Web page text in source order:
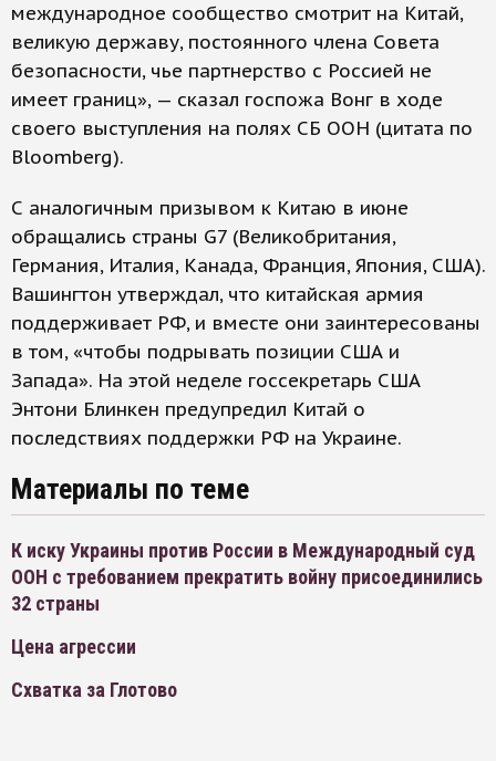
международное сообщество смотрит на Китай,
великую державу, постоянного члена Совета
безопасности, чье партнерство с Россией не
имеет границ», — сказал госпожа Вонг в ходе
своего выступления на полях СБ ООН (цитата по
Bloomberg).
С аналогичным призывом к Китаю в июне
обращались страны G7 (Великобритания,
Германия, Италия, Канада, Франция, Япония, США).
Вашингтон утверждал, что китайская армия
поддерживает РФ, и вместе они заинтересованы
в том, «чтобы подрывать позиции США и
Запада». На этой неделе госсекретарь США
Энтони Блинкен предупредил Китай о
последствиях поддержки РФ на Украине.
Материалы по теме
К иску Украины против России в Международный суд
ООН с требованием прекратить войну присоединились
32 страны
Цена агрессии
Схватка за Глотово